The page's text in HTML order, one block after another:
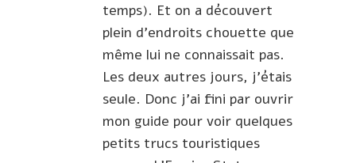
temps). Et on a découvert
plein d’endroits chouette que
même lui ne connaissait pas.
Les deux autres jours, j’étais
seule. Donc j’ai fini par ouvrir
mon guide pour voir quelques
petits trucs touristiques